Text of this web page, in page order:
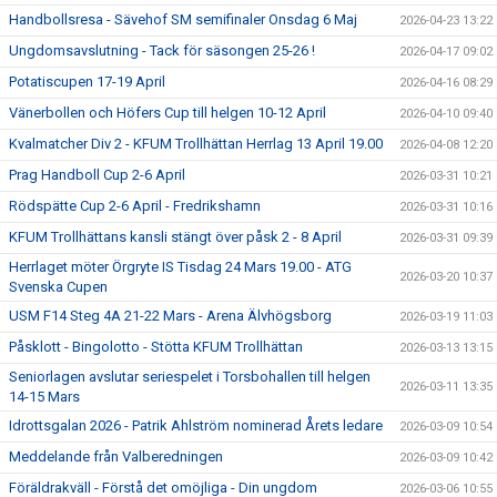
Handbollsresa - Sävehof SM semifinaler Onsdag 6 Maj 2026-04-23 13:22
Ungdomsavslutning - Tack för säsongen 25-26 ! 2026-04-17 09:02
Potatiscupen 17-19 April 2026-04-16 08:29
Vänerbollen och Höfers Cup till helgen 10-12 April 2026-04-10 09:40
Kvalmatcher Div 2 - KFUM Trollhättan Herrlag 13 April 19.00 2026-04-08 12:20
Prag Handboll Cup 2-6 April 2026-03-31 10:21
Rödspätte Cup 2-6 April - Fredrikshamn 2026-03-31 10:16
KFUM Trollhättans kansli stängt över påsk 2 - 8 April 2026-03-31 09:39
Herrlaget möter Örgryte IS Tisdag 24 Mars 19.00 - ATG
Svenska Cupen
2026-03-20 10:37
USM F14 Steg 4A 21-22 Mars - Arena Älvhögsborg 2026-03-19 11:03
Påsklott - Bingolotto - Stötta KFUM Trollhättan 2026-03-13 13:15
Seniorlagen avslutar seriespelet i Torsbohallen till helgen
14-15 Mars
2026-03-11 13:35
Idrottsgalan 2026 - Patrik Ahlström nominerad Årets ledare 2026-03-09 10:54
Meddelande från Valberedningen 2026-03-09 10:42
Föräldrakväll - Förstå det omöjliga - Din ungdom 2026-03-06 10:55